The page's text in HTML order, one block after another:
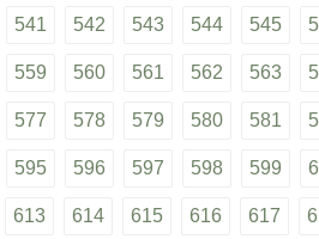
541 542 543 544 545
559 560 561 562 563
577 578 579 580 581
595 596 597 598 599
613 614 615 616 617